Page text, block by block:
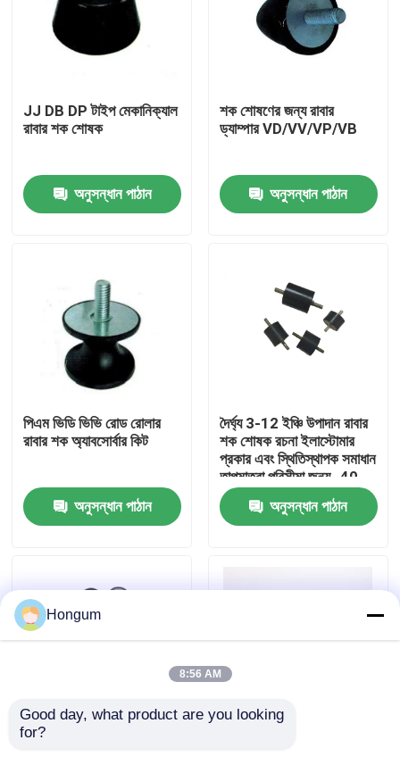
আমাদের সম্বন্ধে
কারখানা পরিদর্শন
খবর
মামলা
একটি উদ্ধৃতি অনুরোধ করুন
JJ DB DP টাইপ মেকানিক্যাল
রাবার শক শোষক
অনুসন্ধান পাঠান
শক শোষণের জন্য রাবার
ড্যাম্পার VD/VV/VP/VB
অনুসন্ধান পাঠান
পিএম ভিডি ভিভি রোড রোলার
রাবার শক অ্যাবসোর্বার কিট
অনুসন্ধান পাঠান
দৈর্ঘ্য 3-12 ইঞ্চি উপাদান রাবার
শক শোষক রচনা ইলাস্টোমার
প্রকার এবং স্থিতিস্থাপক সমাধান
তাপমাত্রা পরিসীমা জন্য -40
°C থেকে 100 °C
অনুসন্ধান পাঠান
রাবার শক শোষক কঠোরতা
Hongum
8:56 AM
Good day, what product are you looking
for?